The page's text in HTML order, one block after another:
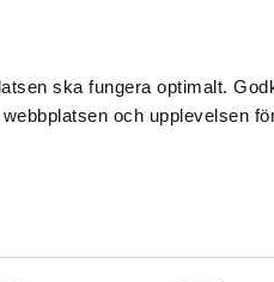
ska fungera optimalt.
och upplevelsen